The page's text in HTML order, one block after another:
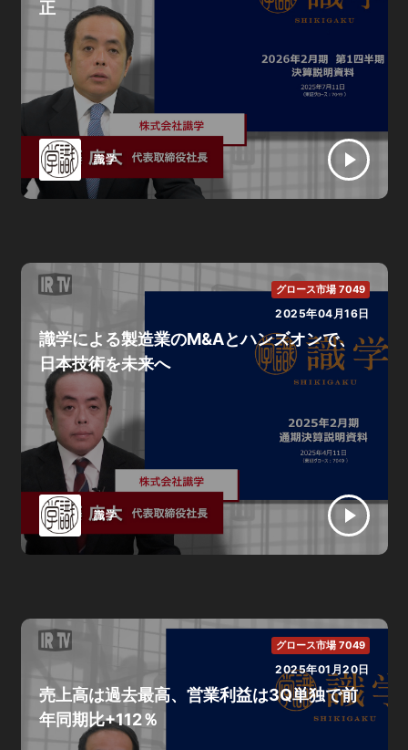
識学
正
グロース市場 7049
2025年04月16日
識学
識学による製造業のM&Aとハンズオンで、
日本技術を未来へ
グロース市場 7049
2025年01月20日
売上高は過去最高、営業利益は3Q単独で前
年同期比+112％